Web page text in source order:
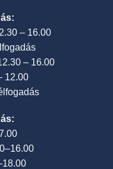
– 16.00
– 16.00
12.00